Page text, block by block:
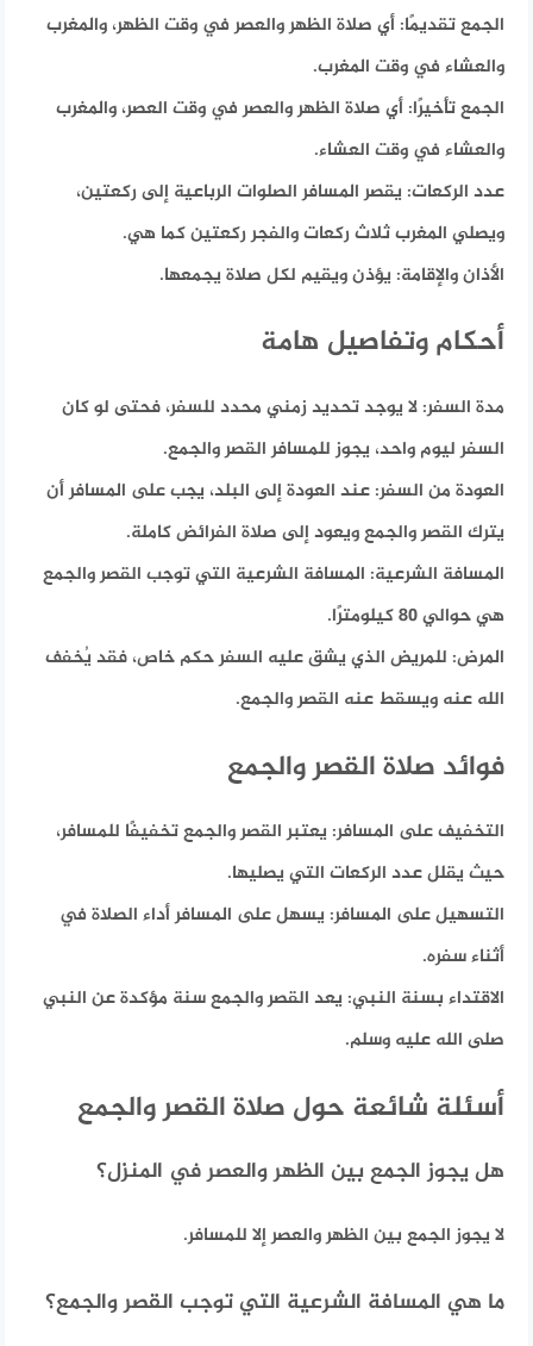
الجمع تقديمًا: أي صلاة الظهر والعصر في وقت الظهر، والمغرب
والعشاء في وقت المغرب.
الجمع تأخيرًا: أي صلاة الظهر والعصر في وقت العصر، والمغرب
والعشاء في وقت العشاء.
عدد الركعات: يقصر المسافر الصلوات الرباعية إلى ركعتين،
ويصلي المغرب ثلاث ركعات والفجر ركعتين كما هي.
الأذان والإقامة: يؤذن ويقيم لكل صلاة يجمعها.
أحكام وتفاصيل هامة
مدة السفر: لا يوجد تحديد زمني محدد للسفر، فحتى لو كان
السفر ليوم واحد، يجوز للمسافر القصر والجمع.
العودة من السفر: عند العودة إلى البلد، يجب على المسافر أن
يترك القصر والجمع ويعود إلى صلاة الفرائض كاملة.
المسافة الشرعية: المسافة الشرعية التي توجب القصر والجمع
هي حوالي 80 كيلومترًا.
المرض: للمريض الذي يشق عليه السفر حكم خاص، فقد يُخفف
الله عنه ويسقط عنه القصر والجمع.
فوائد صلاة القصر والجمع
التخفيف على المسافر: يعتبر القصر والجمع تخفيفًا للمسافر،
حيث يقلل عدد الركعات التي يصليها.
التسهيل على المسافر: يسهل على المسافر أداء الصلاة في
أثناء سفره.
الاقتداء بسنة النبي: يعد القصر والجمع سنة مؤكدة عن النبي
صلى الله عليه وسلم.
أسئلة شائعة حول صلاة القصر والجمع
هل يجوز الجمع بين الظهر والعصر في المنزل؟
لا يجوز الجمع بين الظهر والعصر إلا للمسافر.
ما هي المسافة الشرعية التي توجب القصر والجمع؟